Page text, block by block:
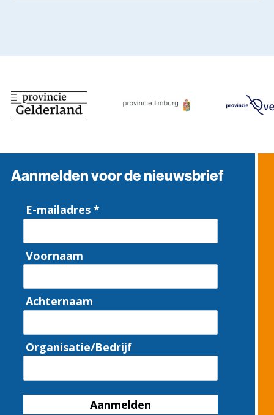
Aanmelden voor de nieuwsbrief
E-mailadres *
Voornaam
Achternaam
Organisatie/Bedrijf
Aanmelden